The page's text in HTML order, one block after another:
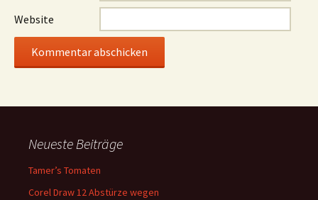
Website
Neueste Beiträge
Tamer’s Tomaten
Corel Draw 12 Abstürze wegen